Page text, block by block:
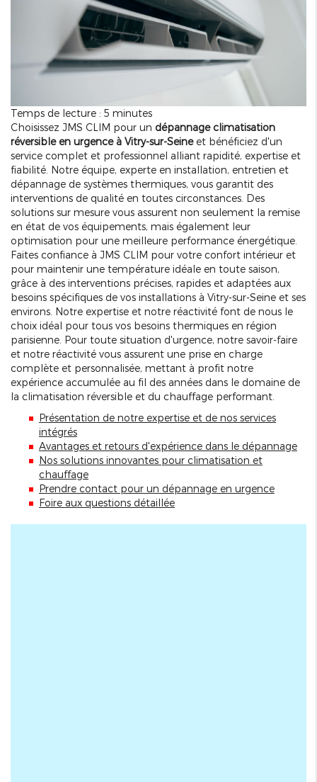
Temps de lecture : 5 minutes
Choisissez JMS CLIM pour un dépannage climatisation
réversible en urgence à Vitry-sur-Seineet bénéficiez d'un
service complet et professionnel alliant rapidité, expertise et
fiabilité. Notre équipe, experte en installation, entretien et
dépannage de systèmes thermiques, vous garantit des
interventions de qualité en toutes circonstances. Des
solutions sur mesure vous assurent non seulement la remise
en état de vos équipements, mais également leur
optimisation pour une meilleure performance énergétique.
Faites confiance à JMS CLIM pour votre confort intérieur et
pour maintenir une température idéale en toute saison,
grâce à des interventions précises, rapides et adaptées aux
besoins spécifiques de vos installations à Vitry-sur-Seine et ses
environs. Notre expertise et notre réactivité font de nous le
choix idéal pour tous vos besoins thermiques en région
parisienne. Pour toute situation d'urgence, notre savoir-faire
et notre réactivité vous assurent une prise en charge
complète et personnalisée, mettant à profit notre
expérience accumulée au fil des années dans le domaine de
la climatisation réversible et du chauffage performant.
Présentation de notre expertise et de nos services
intégrés
Avantages et retours d'expérience dans le dépannage
Nos solutions innovantes pour climatisation et
chauffage
Prendre contact pour un dépannage en urgence
Foire aux questions détaillée